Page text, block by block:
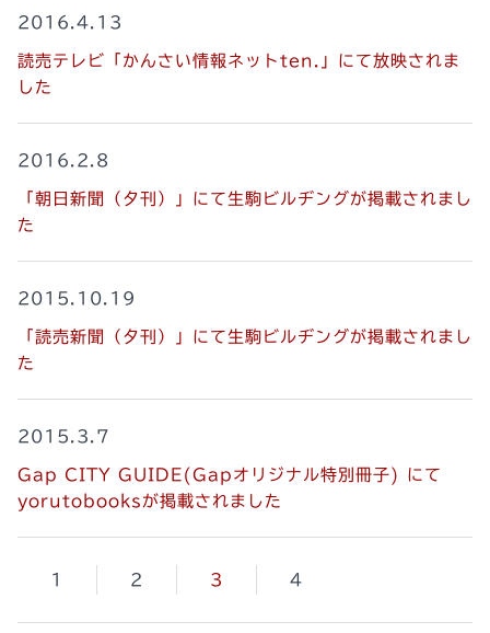
2016.4.13
読売テレビ「かんさい情報ネットten.」にて放映されま
した
2016.2.8
「朝日新聞（夕刊）」にて生駒ビルヂングが掲載されまし
た
2015.10.19
「読売新聞（夕刊）」にて生駒ビルヂングが掲載されまし
た
2015.3.7
Gap CITY GUIDE(Gapオリジナル特別冊子) にて
yorutobooksが掲載されました
1 2 3 4